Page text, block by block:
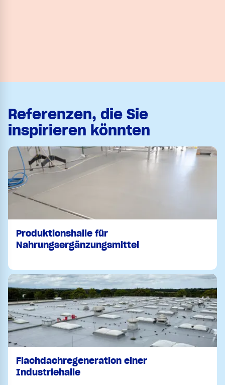
Referenzen, die Sie
inspirieren könnten
Produktionshalle für
Nahrungsergänzungsmittel
Flachdachregeneration einer
Industriehalle